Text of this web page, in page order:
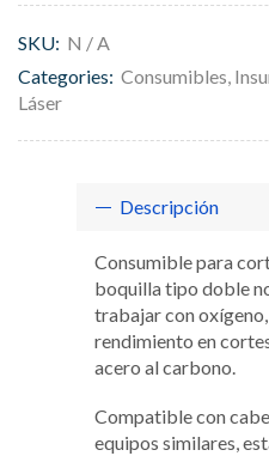
SKU: N / A
Categories: Consumibles,
Láser
Descripción
Consumible para
boquilla tipo doble
trabajar con
rendimiento en
acero al carbono.
Compatible con
equipos similares,